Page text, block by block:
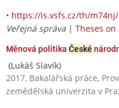
• https://is.vsfs.cz/th/m74nj/
Veřejná správa | Theses
Měnová politika České
(Lukáš Slavík)
2017, Bakalářská práce,
zemědělská univerzita v